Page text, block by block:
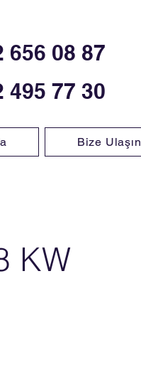
656 08 87
495 77 30
Bize Ulaşın
KW